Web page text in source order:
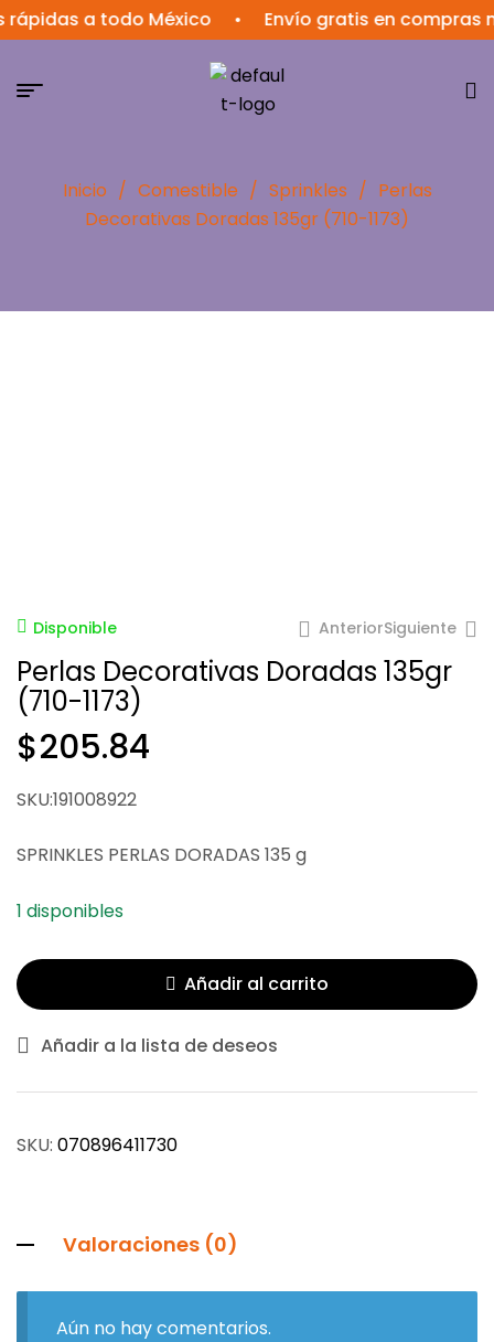
a todo México • Envío gratis en compras
Inicio / Comestible / Sprinkles / Perlas
Decorativas Doradas 135gr (710-1173)
Disponible AnteriorSiguiente
Perlas Decorativas Doradas 135gr
(710-1173)
$205.84
SKU:191008922
SPRINKLES PERLAS DORADAS 135 g
1 disponibles
Añadir al carrito
Añadir a la lista de deseos
SKU: 070896411730
Valoraciones (0)
Aún no hay comentarios.